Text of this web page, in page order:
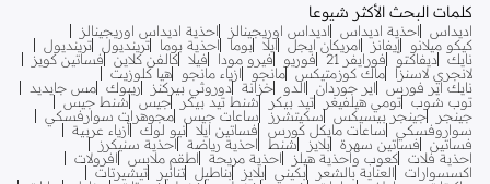
كلمات البحث الأكثر شيوعا
اديداس احذية اديداس اديداس اوريجينالز
احذية اديداس اوريجينالز
كيكو ميلانو
إيفانز امريكان ايجل ايلا بوما احذية بوما ترينديول ترينديول
نايك ديفاكتو فورايفر 21 فوريو فيرو مودا فيلا كالفن كلاين فساتين كويز
لانجري لاسنزا
ماك كوزمتيكس مانجو ازياء مانجو
هيا كلوزيت
نايك اير فورس
اير جوردان الدو خزانة دوروثي بيركنز ريبوك مس جايديد
توب شوب تومي هيلفيغر تيد بيكر شنط تيد بيكر جيس
شنط جيس
جينجر
جينجر بيسيكس سكيتشرز ساعات جيس مجوهرات سوارفسكي
سواروفسكي
ساعات مايكل كورس فساتين ايلا نيو لوك أزياء عربية
فساتين
فساتين سهرة بلايز شنط احذية رياضة
احذية سنيكرز
احذية فلات كعوب واحذية هيلز احذية مريحة اطقم ملابس
افرولات
اكسسوارات
العناية بالشعر بكيني بلايز بناطيل تنانير
تيشيرتات